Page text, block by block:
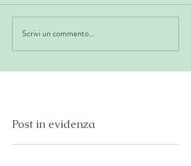
Scrivi un commento...
Post in evidenza